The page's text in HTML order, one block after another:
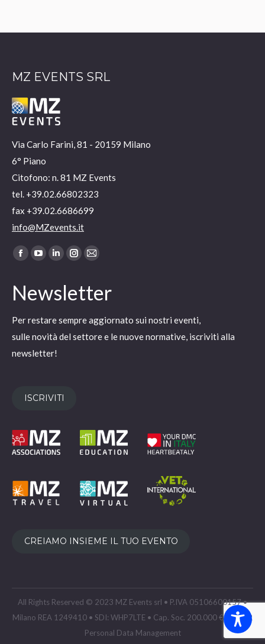
MZ EVENTS SRL
Via Carlo Farini, 81 - 20159 Milano
6° Piano
Citofono: n. 81 MZ Events
tel. +39.02.66802323
fax +39.02.6686699
info@MZevents.it
Ci puoi trovare su:
Facebook
opens
new
window
YouTube
opens
new
window
Linkedin
opens
new
window
Instagram
opens
new
window
Mail
opens
new
window
Newsletter
Per restare sempre aggiornato sui nostri eventi,
sulle novità del settore e le nuove normative, iscriviti alla
newsletter!
ISCRIVITI
CREIAMO INSIEME IL TUO EVENTO
All Rights Reserved © 2023 MZ Events srl • P.IVA 05106600157 •
Milano REA 1249410 • SDI: WHP7LTE • Cap. Soc. 200.000 € •GDPR
Personal Data Management